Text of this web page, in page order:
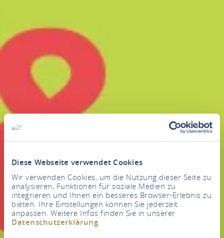
Diese Webseite verwendet Cookies
Wir verwenden Cookies, um die Nutzung dieser Seite zu
analysieren, Funktionen für soziale Medien zu
integrieren und Ihnen ein besseres Browser-Erlebnis zu
bieten. Ihre Einstellungen können Sie jederzeit
anpassen. Weitere Infos finden Sie in unserer
Datenschutzerklärung.